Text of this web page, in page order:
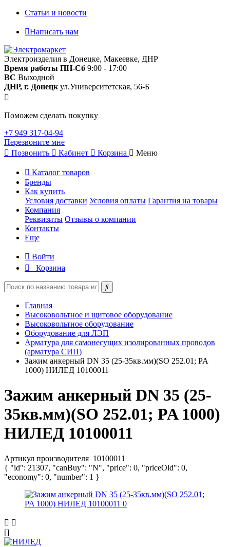
Статьи и новости
Написать нам
Электроизделия в Донецке, Макеевке, ДНР
Время работы ПН-Сб 9:00 - 17:00
ВС Выходной
ДНР, г. Донецк ул.Университетская, 56-Б
Поможем сделать покупку
+7 949 317-04-94
Перезвоните мне
Позвонить
Кабинет Корзина Меню
Каталог товаров
Бренды
Как купить
Условия доставки Условия оплаты Гарантия на товары
Компания
Реквизиты Отзывы о компании
Контакты
Еще
Войти
Корзина
Главная
Высоковольтное и щитовое оборудование
Высоковольтное оборудование
Оборудование для ЛЭП
Арматура для самонесущих изолированных проводов
(арматура СИП)
Зажим анкерный DN 35 (25-35кв.мм)(SO 252.01; PA
1000) НИЛЕД 10100011
Зажим анкерный DN 35 (25-
35кв.мм)(SO 252.01; PA 1000)
НИЛЕД 10100011
Артикул производителя 10100011
{ "id": 21307, "canBuy": "N", "price": 0, "priceOld": 0,
"economy": 0, "number": 1 }
[]